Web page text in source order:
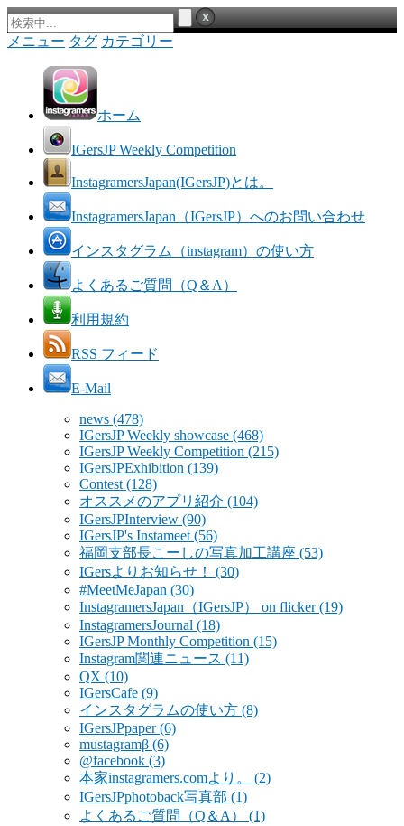
メニュー タグ カテゴリー
ホーム
IGersJP Weekly Competition
InstagramersJapan(IGersJP)とは。
InstagramersJapan（IGersJP）へのお問い合わせ
インスタグラム（instagram）の使い方
よくあるご質問（Q＆A）
利用規約
RSS フィード
E-Mail
news (478)
IGersJP Weekly showcase (468)
IGersJP Weekly Competition (215)
IGersJPExhibition (139)
Contest (128)
オススメのアプリ紹介 (104)
IGersJPInterview (90)
IGersJP's Instameet (56)
福岡支部長こーしの写真加工講座 (53)
IGersよりお知らせ！ (30)
#MeetMeJapan (30)
InstagramersJapan（IGersJP） on flicker(19)
InstagramersJournal (18)
IGersJP Monthly Competition (15)
Instagram関連ニュース (11)
QX (10)
IGersCafe (9)
インスタグラムの使い方 (8)
IGersJPpaper(6)
mustagramβ (6)
@facebook (3)
本家instagramers.comより。 (2)
IGersJPphotoback写真部 (1)
よくあるご質問（Q＆A） (1)